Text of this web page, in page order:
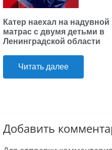
Катер наехал на надувной
матрас с двумя детьми в
Ленинградской области
Читать далее
Добавить